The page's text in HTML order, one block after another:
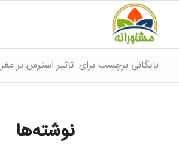
بایگانی برچسب برای: تاثیر استرس بر مغز
نوشته‌ها